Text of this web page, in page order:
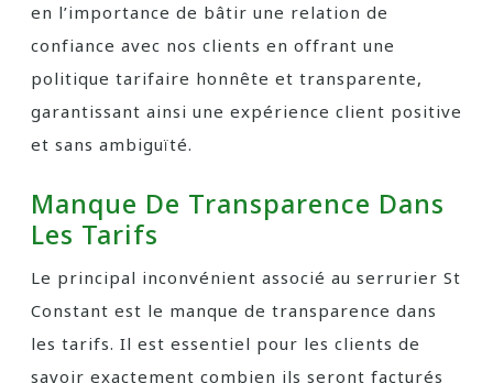
en l’importance de bâtir une relation de
confiance avec nos clients en offrant une
politique tarifaire honnête et transparente,
garantissant ainsi une expérience client positive
et sans ambiguïté.
Manque De Transparence Dans
Les Tarifs
Le principal inconvénient associé au serrurier St
Constant est le manque de transparence dans
les tarifs. Il est essentiel pour les clients de
savoir exactement combien ils seront facturés